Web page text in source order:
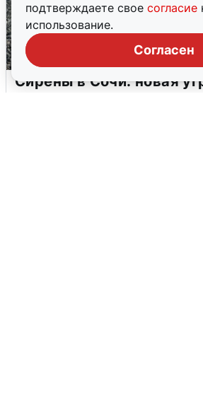
подтверждаете свое согласие
использование.
Согласен
Сирены в Сочи: новая